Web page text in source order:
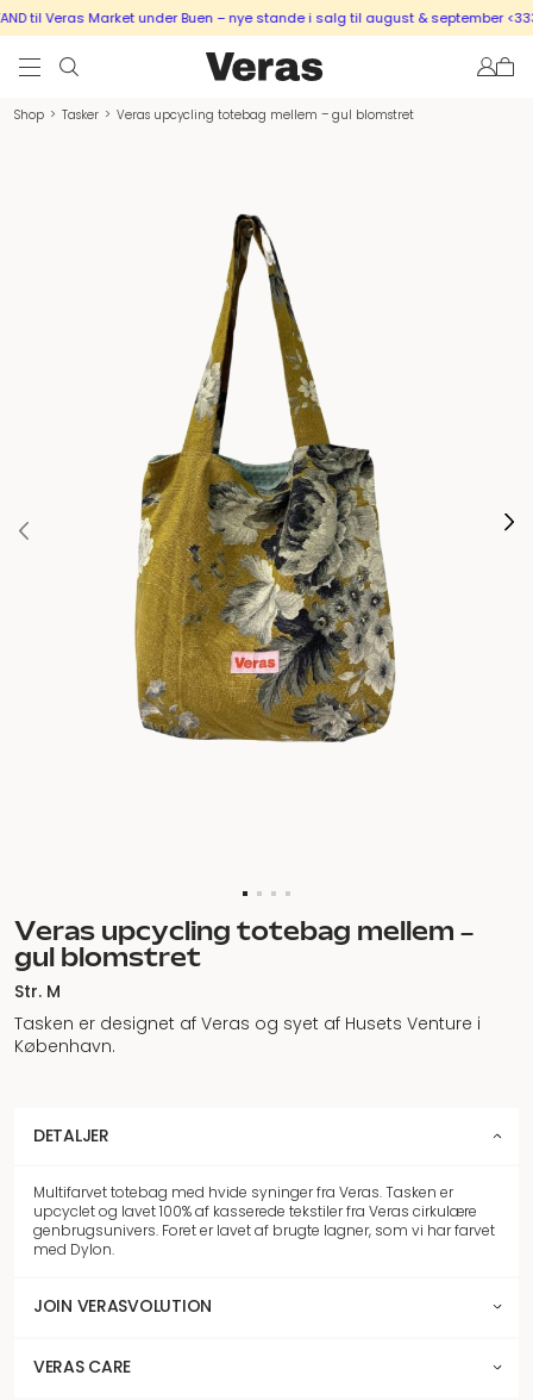
til Veras Market under Buen – nye stande i salg til august & september <333
Shop > Tasker > Veras upcycling totebag mellem – gul blomstret
Veras upcycling totebag mellem –
gul blomstret
Str. M
Tasken er designet af Veras og syet af Husets Venture i
København.
DETALJER
Multifarvet totebag med hvide syninger fra Veras. Tasken er
upcyclet og lavet 100% af kasserede tekstiler fra Veras cirkulære
genbrugsunivers. Foret er lavet af brugte lagner, som vi har farvet
med Dylon.
JOIN VERASVOLUTION
VERAS CARE